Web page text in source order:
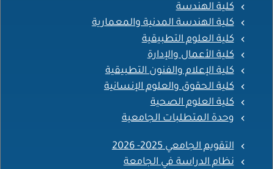
كلية الهندسة
كلية الهندسة المدنية والمعمارية
كلية العلوم التطبيقية
كلية الأعمال والإدارة
كلية الإعلام والفنون التطبيقية
كلية الحقوق والعلوم الإنسانية
كلية العلوم الصحية
وحدة المتطلبات الجامعية
التقويم الجامعي 2025- 2026
نظام الدراسة في الجامعة